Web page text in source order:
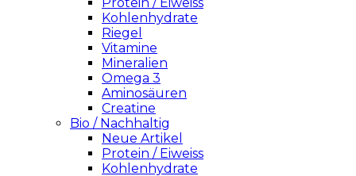
Kohlenhydrate
Riegel
Vitamine
Mineralien
Omega 3
Aminosäuren
Creatine
Bio / Nachhaltig
Neue Artikel
Protein / Eiweiss
Kohlenhydrate